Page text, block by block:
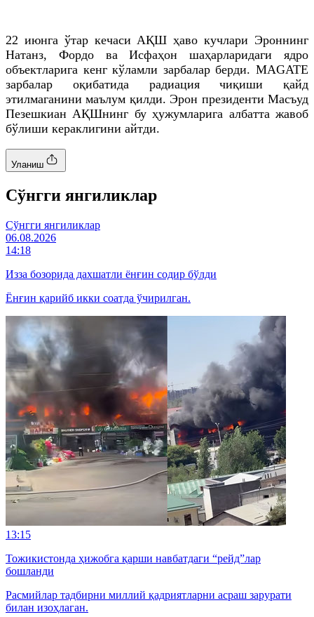
22 июнга ўтар кечаси АҚШ ҳаво кучлари Эроннинг
Натанз, Фордо ва Исфаҳон шаҳарларидаги ядро
объектларига кенг кўламли зарбалар берди. MAGATE
зарбалар оқибатида радиация чиқиши қайд
этилмаганини маълум қилди. Эрон президенти Масъуд
Пезешкиан АҚШнинг бу ҳужумларига албатта жавоб
бўлиши кераклигини айтди.
Уланиш
Cўнгги янгиликлар
Cўнгги янгиликлар
06.08.2026
14:18
Изза бозорида дахшатли ёнғин содир бўлди
Ёнғин қарийб икки соатда ўчирилган.
13:15
Тожикистонда ҳижобга қарши навбатдаги “рейд”лар
бошланди
Расмийлар тадбирни миллий қадриятларни асраш зарурати
билан изоҳлаган.